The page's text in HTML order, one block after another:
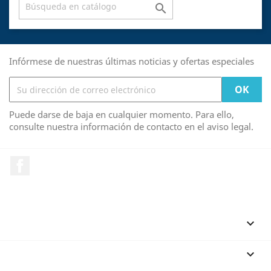

Infórmese de nuestras últimas noticias y ofertas especiales
Puede darse de baja en cualquier momento. Para ello,
consulte nuestra información de contacto en el aviso legal.

